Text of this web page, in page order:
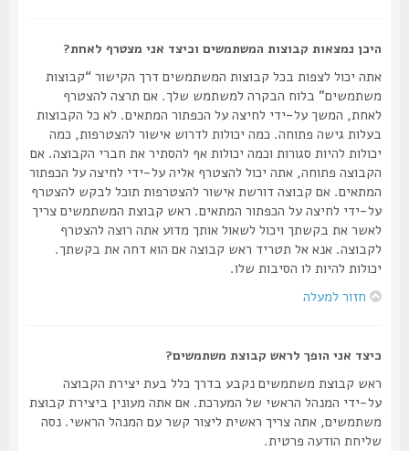
היכן נמצאות קבוצות המשתמשים וכיצד אני מצטרף לאחת?
אתה יכול לצפות בכל קבוצות המשתמשים דרך הקישור “קבוצות
משתמשים” בלוח הבקרה למשתמש שלך. אם תרצה להצטרף
לאחת, המשך על-ידי לחיצה על הכפתור המתאים. לא כל הקבוצות
בעלות גישה פתוחה. כמה יכולות לדרוש אישור להצטרפות, כמה
יכולות להיות סגורות וכמה יכולות אף להסתיר את חברי הקבוצה. אם
הקבוצה פתוחה, אתה יכול להצטרף אליה על-ידי לחיצה על הכפתור
המתאים. אם קבוצה דורשת אישור להצטרפות תוכל לבקש להצטרף
על-ידי לחיצה על הכפתור המתאים. ראש קבוצת המשתמשים צריך
לאשר את בקשתך ויכול לשאול אותך מדוע אתה רוצה להצטרף
לקבוצה. אנא אל תטריד ראש קבוצה אם הוא דחה את בקשתך.
יכולות להיות לו הסיבות שלו.
חזור למעלה
כיצד אני הופך לראש קבוצת משתמשים?
ראש קבוצת משתמשים נקבע בדרך כלל בעת יצירת הקבוצה
על-ידי המנהל הראשי של המערכת. אם אתה מעונין ביצירת קבוצת
משתמשים, אתה צריך ראשית ליצור קשר עם המנהל הראשי. נסה
שליחת הודעה פרטית.